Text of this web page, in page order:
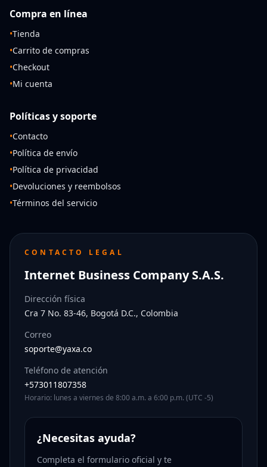
Compra en línea
•Tienda
•Carrito de compras
•Checkout
•Mi cuenta
Políticas y soporte
•Contacto
•Política de envío
•Política de privacidad
•Devoluciones y reembolsos
•Términos del servicio
CONTACTO LEGAL
Internet Business Company S.A.S.
Dirección física
Cra 7 No. 83-46, Bogotá D.C., Colombia
Correo
soporte@yaxa.co
Teléfono de atención
+573011807358
Horario: lunes a viernes de 8:00 a.m. a 6:00 p.m. (UTC -5)
¿Necesitas ayuda?
Completa el formulario oficial y te